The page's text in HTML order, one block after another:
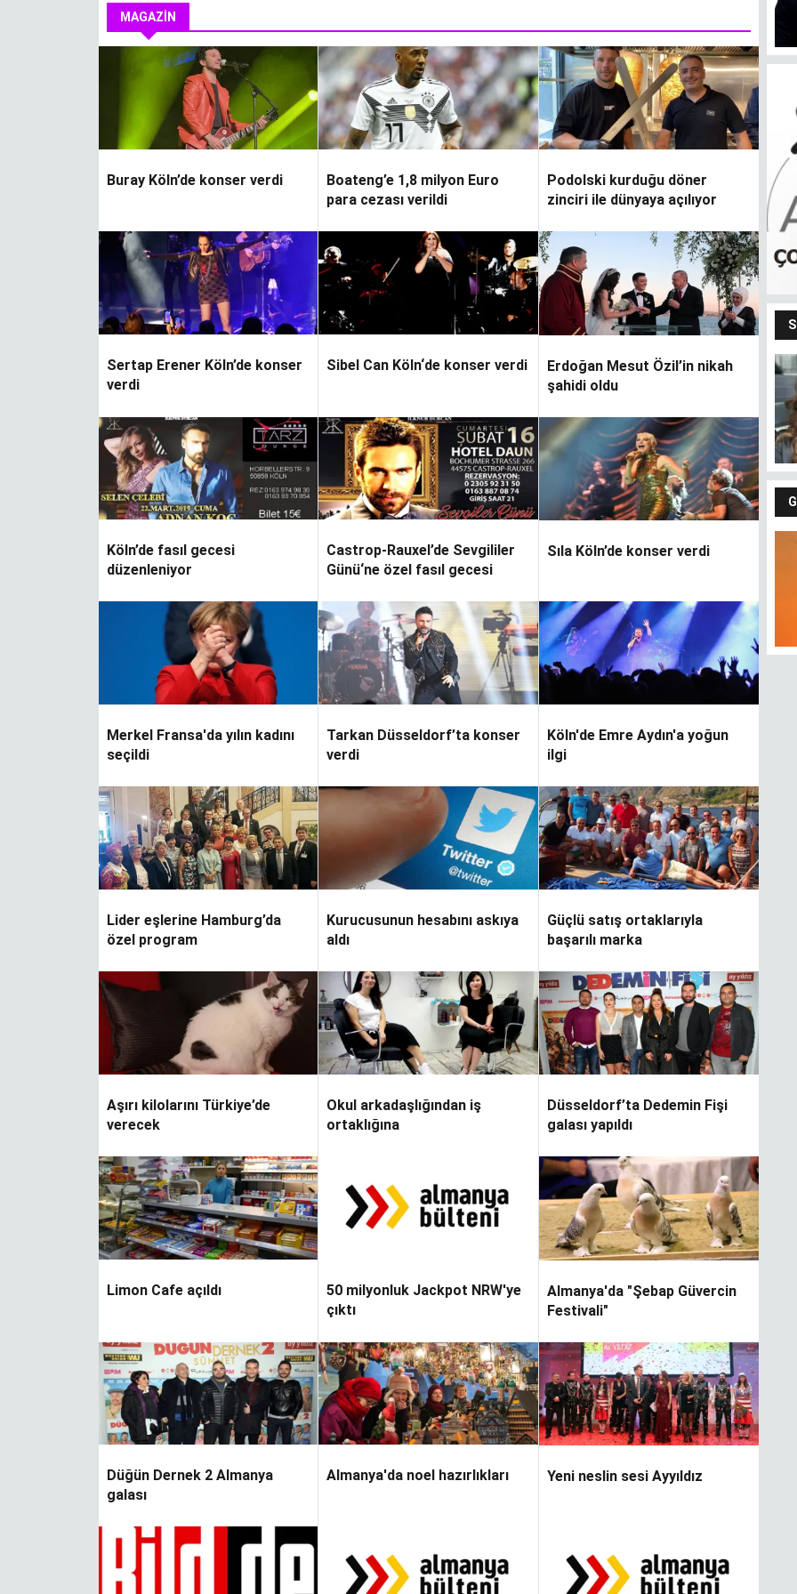
MAGAZIN
Buray Köln’de konser verdi
Boateng’e 1,8 milyon Euro
para cezası verildi
Podolski kurduğu döner
zinciri ile dünyaya açılıyor
Sertap Erener Köln’de konser
verdi
Sibel Can Köln‘de konser verdi
Erdoğan Mesut Özil’in nikah
şahidi oldu
Köln’de fasıl gecesi
düzenleniyor
Castrop-Rauxel’de Sevgililer
Günü‘ne özel fasıl gecesi
Sıla Köln’de konser verdi
Merkel Fransa'da yılın kadını
seçildi
Tarkan Düsseldorf’ta konser
verdi
Köln'de Emre Aydın'a yoğun
ilgi
Lider eşlerine Hamburg’da
özel program
Kurucusunun hesabını askıya
aldı
Güçlü satış ortaklarıyla
başarılı marka
Aşırı kilolarını Türkiye’de
verecek
Okul arkadaşlığından iş
ortaklığına
Düsseldorf’ta Dedemin Fişi
galası yapıldı
Limon Cafe açıldı
50 milyonluk Jackpot NRW'ye
çıktı
Almanya'da "Şebap Güvercin
Festivali"
Düğün Dernek 2 Almanya
galası
Almanya'da noel hazırlıkları Yeni neslin sesi Ayyıldız
Hiçbir şey
Bendeki ben
Yapraklar terkedince
Fındıkların keyfi